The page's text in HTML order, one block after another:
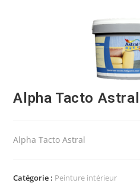
Alpha Tacto Astral
Alpha Tacto Astral
Catégorie : Peinture intérieur